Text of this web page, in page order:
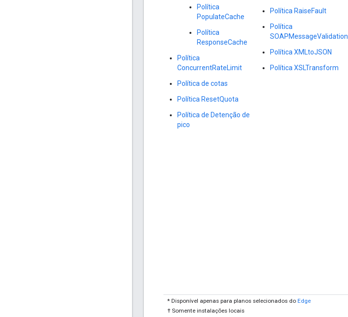
Política
PopulateCache
Política
ResponseCache
Política
ConcurrentRateLimit
Política de cotas
Política ResetQuota
Política de Detenção de
pico
Política RaiseFault
Política
SOAPMessageValidation
Política XMLtoJSON
Política XSLTransform
* Disponível apenas para planos selecionados do Edge
† Somente instalações locais